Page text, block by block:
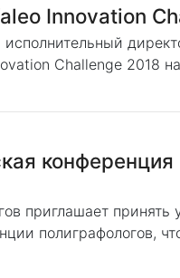
Innovation
Challenge 2018
конференция
приглашает принять
полиграфологов,